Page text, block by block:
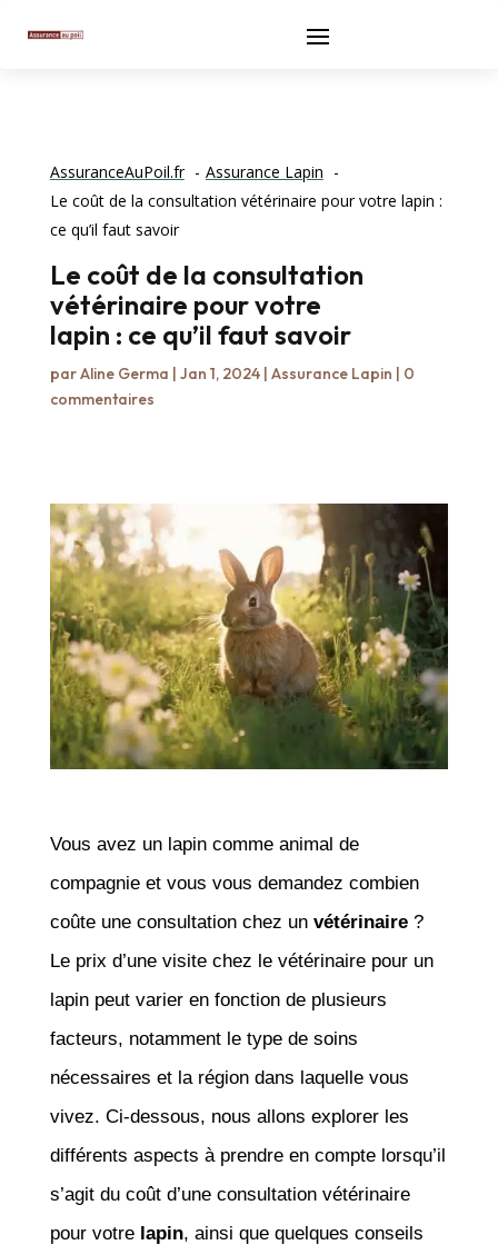
AssuranceAuPoil.fr
Assurance Lapin
Le coût de la consultation vétérinaire pour votre lapin :
ce qu’il faut savoir
Le coût de la consultation
vétérinaire pour votre
lapin : ce qu’il faut savoir
parAline Germa | Jan 1, 2024| Assurance Lapin | 0
commentaires
Vous avez un lapin comme animal de
compagnie et vous vous demandez combien
coûte une consultation chez un vétérinaire?
Le prix d’une visite chez le vétérinaire pour un
lapin peut varier en fonction de plusieurs
facteurs, notamment le type de soins
nécessaires et la région dans laquelle vous
vivez. Ci-dessous, nous allons explorer les
différents aspects à prendre en compte lorsqu’il
s’agit du coût d’une consultation vétérinaire
pour votre lapin, ainsi que quelques conseils